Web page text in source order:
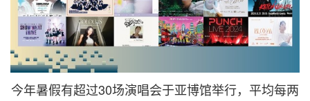
今年暑假有超过30场演唱会于亚博馆举行，平均每两